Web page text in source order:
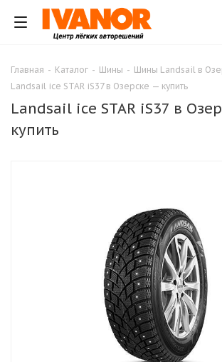
Главная - Каталог - Шины - Шины Landsail в
Landsail ice STAR iS37 в Озерске — купить
Landsail ice STAR iS37 в
купить